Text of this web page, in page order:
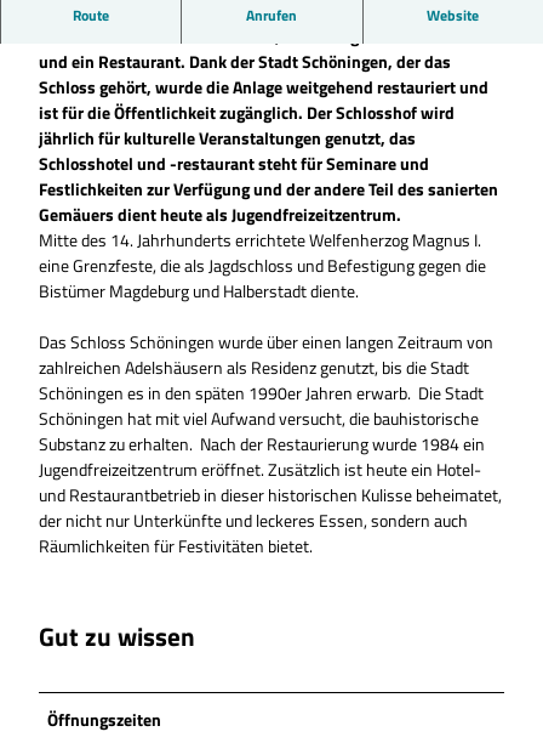
Route Anrufen Website
Das schöne Jagdschloss des Welfenherzogs Magnus I., das
und ein Restaurant. Dank der Stadt Schöningen, der das
Schloss gehört, wurde die Anlage weitgehend restauriert und
ist für die Öffentlichkeit zugänglich. Der Schlosshof wird
jährlich für kulturelle Veranstaltungen genutzt, das
Schlosshotel und -restaurant steht für Seminare und
Festlichkeiten zur Verfügung und der andere Teil des sanierten
Gemäuers dient heute als Jugendfreizeitzentrum.
Mitte des 14. Jahrhunderts errichtete Welfenherzog Magnus I.
eine Grenzfeste, die als Jagdschloss und Befestigung gegen die
Bistümer Magdeburg und Halberstadt diente.
Das Schloss Schöningen wurde über einen langen Zeitraum von
zahlreichen Adelshäusern als Residenz genutzt, bis die Stadt
Schöningen es in den späten 1990er Jahren erwarb. Die Stadt
Schöningen hat mit viel Aufwand versucht, die bauhistorische
Substanz zu erhalten. Nach der Restaurierung wurde 1984 ein
Jugendfreizeitzentrum eröffnet. Zusätzlich ist heute ein Hotel-
und Restaurantbetrieb in dieser historischen Kulisse beheimatet,
der nicht nur Unterkünfte und leckeres Essen, sondern auch
Räumlichkeiten für Festivitäten bietet.
Gut zu wissen
Öffnungszeiten